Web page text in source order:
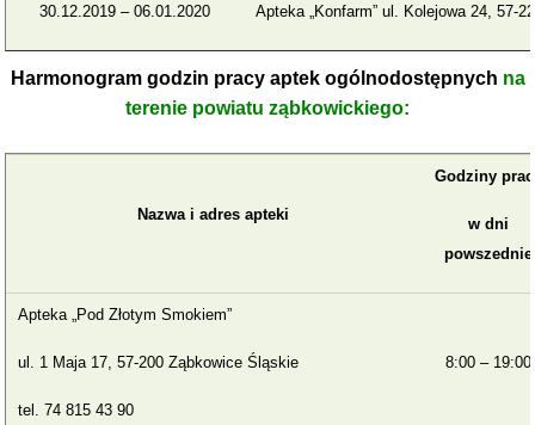
30.12.2019 – 06.01.2020 Apteka „Konfarm” ul. Kolejowa 24, 57-
Harmonogram godzin pracy aptek ogólnodostępnych na
terenie powiatu ząbkowickiego:
Nazwa i adres apteki
Godziny
w dni
powszednie
Apteka „Pod Złotym Smokiem”
ul. 1 Maja 17, 57-200 Ząbkowice Śląskie
tel. 74 815 43 90
8:00 – 19:00